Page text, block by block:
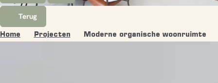
Terug
Home Projecten Moderne organische woonruimte